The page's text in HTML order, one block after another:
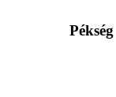
Pékség